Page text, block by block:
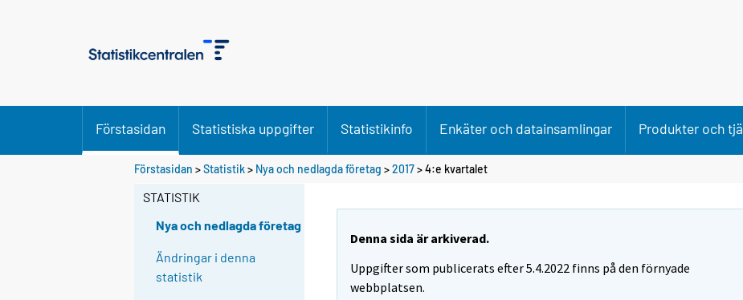
Förstasidan Statistiska uppgifter Statistikinfo Enkäter och datainsamlingar Produkter och tjä
Förstasidan >Statistik> Nya och nedlagda företag >2017>4:e kvartalet
STATISTIK
Nya och nedlagda företag
Ändringar i denna
statistik
Denna sida är arkiverad.
Uppgifter som publicerats efter 5.4.2022 finns på den förnyade
webbplatsen.